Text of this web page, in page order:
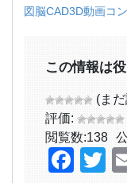
図脳CAD3D動画コ
この情報は
(ま
評価:
閲覧数:138